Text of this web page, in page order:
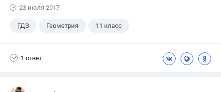
23 июля 2017
ГДЗ Геометрия 11 класс
1 ответ